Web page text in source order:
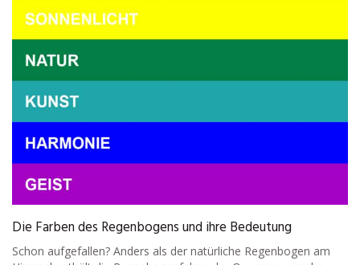
Die Farben des Regenbogens und ihre Bedeutung
Schon aufgefallen? Anders als der natürliche Regenbogen am